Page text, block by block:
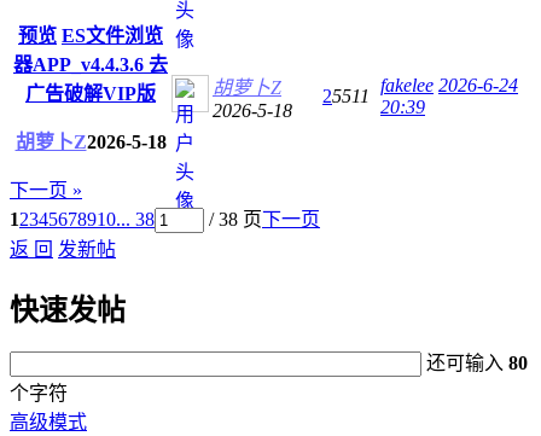
预览 ES文件浏览
器APP_v4.4.3.6 去
广告破解VIP版
胡萝卜Z2026-5-18
胡萝卜Z
2026-5-18
25511
fakelee 2026-6-24
20:39
下一页 »
12345678910... 38 / 38 页下一页
返 回 发新帖
快速发帖
还可输入80
个字符
高级模式